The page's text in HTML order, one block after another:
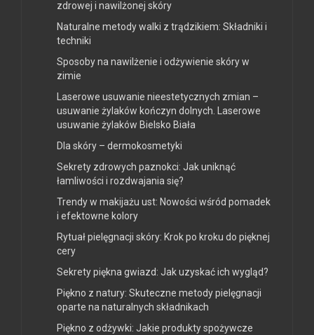
zdrowej i nawilżonej skóry
Naturalne metody walki z trądzikiem: Składniki i
techniki
Sposoby na nawilżenie i odżywienie skóry w
zimie
Laserowe usuwanie nieestetycznych zmian –
usuwanie żylaków kończyn dolnych. Laserowe
usuwanie żylaków Bielsko Biała
Dla skóry – dermokosmetyki
Sekrety zdrowych paznokci: Jak uniknąć
łamliwości i rozdwajania się?
Trendy w makijażu ust: Nowości wśród pomadek
i efektowne kolory
Rytuał pielęgnacji skóry: Krok po kroku do pięknej
cery
Sekrety piękna gwiazd: Jak uzyskać ich wygląd?
Piękno z natury: Skuteczne metody pielęgnacji
oparte na naturalnych składnikach
Piękno z odżywki: Jakie produkty spożywcze